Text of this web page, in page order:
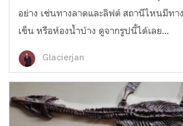
อย่าง เช่นทางลาดและลิฟต์ สถานีไหนมีทา
เข็น หรือห้องน้ำบ้าง ดูจากรูปนี้ได้เลย...
Glacierjan